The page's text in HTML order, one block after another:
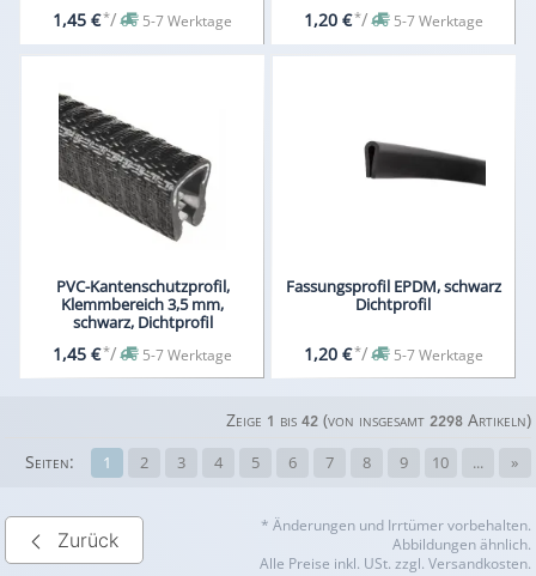
1,45 €*/ 5-7 Werktage 1,20 €*/ 5-7 Werktage
PVC-Kantenschutzprofil,
Klemmbereich 3,5 mm,
schwarz, Dichtprofil
1,45 €*/ 5-7 Werktage
Fassungsprofil EPDM, schwarz
Dichtprofil
1,20 €*/ 5-7 Werktage
Zeige 1 bis 42(von insgesamt 2298Artikeln)
1 2 3 4 5 6 7 8 9 10 ... »
Seiten:
Zurück
* Änderungen und Irrtümer vorbehalten.
Abbildungen ähnlich.
Alle Preise inkl. USt. zzgl. Versandkosten.